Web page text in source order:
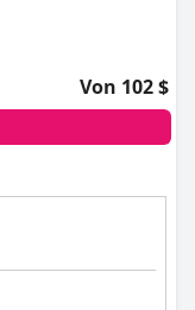
Von 102 $